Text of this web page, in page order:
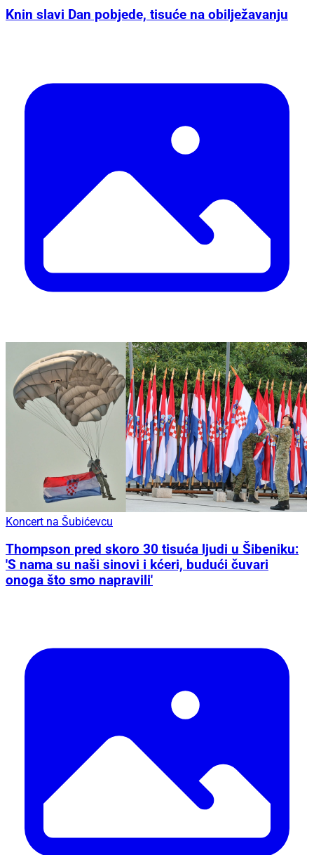
Knin slavi Dan pobjede, tisuće na obilježavanju
Koncert na Šubićevcu
Thompson pred skoro 30 tisuća ljudi u Šibeniku:
'S nama su naši sinovi i kćeri, budući čuvari
onoga što smo napravili'